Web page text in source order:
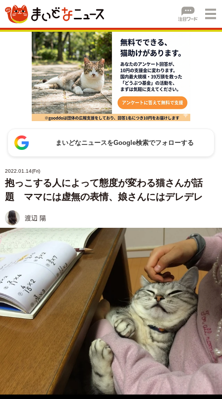
まいどなニュースをGoogle検索でフォローする
2022.01.14(Fri)
抱っこする人によって態度が変わる猫さんが話
題 ママには虚無の表情、娘さんにはデレデレ
渡辺 陽